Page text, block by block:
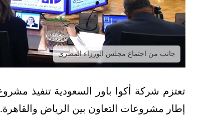
جانب من اجتماع مجلس الورزاء المصري
تعتزم شركة أكوا باور السعودية تنفيذ
إطار مشروعات التعاون بين الرياض والقاهرة.